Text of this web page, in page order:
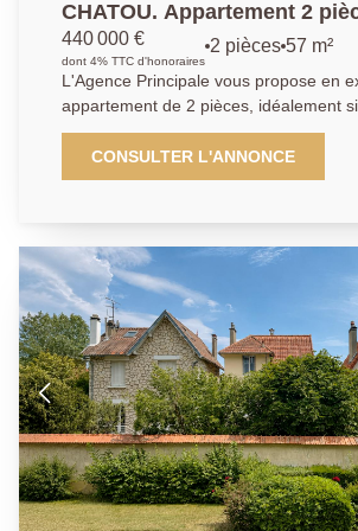
CHATOU. Appartement 2
440 000 €
dont 4% TTC d'honoraires
2 pièces 57 m²
L'Agence Principale vous propose en
appartement de 2 pièces, idéalement
immédiate de la place Berteaux. Triangle
moins de 5 mn à pied de la gare de
accès au RER A, cet appartement de
dégagement avec rangements, un
un balcon de 11 m², une cuisine
équipée pouvant être ouverte sur le
désire, ainsi qu'une grande chambre
salle d'eau et un WC. Un
sous-sol et une cave complètent le bien. Profitez
emplacement idéal, à proximité
les commodités , pour un quotidien
agréable.
CONSULTER L'ANNONCE